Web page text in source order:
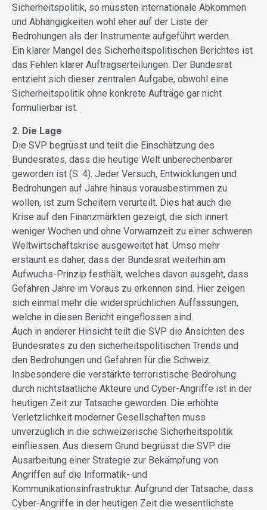
Sicherheitspolitik, so müssten internationale Abkommen
und Abhängigkeiten wohl eher auf der Liste der
Bedrohungen als der Instrumente aufgeführt werden.
Ein klarer Mangel des Sicherheitspolitischen Berichtes ist
das Fehlen klarer Auftragserteilungen. Der Bundesrat
entzieht sich dieser zentralen Aufgabe, obwohl eine
Sicherheitspolitik ohne konkrete Aufträge gar nicht
formulierbar ist.
2. Die Lage
Die SVP begrüsst und teilt die Einschätzung des
Bundesrates, dass die heutige Welt unberechenbarer
geworden ist (S. 4). Jeder Versuch, Entwicklungen und
Bedrohungen auf Jahre hinaus vorausbestimmen zu
wollen, ist zum Scheitern verurteilt. Dies hat auch die
Krise auf den Finanzmärkten gezeigt, die sich innert
weniger Wochen und ohne Vorwarnzeit zu einer schweren
Weltwirtschaftskrise ausgeweitet hat. Umso mehr
erstaunt es daher, dass der Bundesrat weiterhin am
Aufwuchs-Prinzip festhält, welches davon ausgeht, dass
Gefahren Jahre im Voraus zu erkennen sind. Hier zeigen
sich einmal mehr die widersprüchlichen Auffassungen,
welche in diesen Bericht eingeflossen sind.
Auch in anderer Hinsicht teilt die SVP die Ansichten des
Bundesrates zu den sicherheitspolitischen Trends und
den Bedrohungen und Gefahren für die Schweiz.
Insbesondere die verstärkte terroristische Bedrohung
durch nichtstaatliche Akteure und Cyber-Angriffe ist in der
heutigen Zeit zur Tatsache geworden. Die erhöhte
Verletzlichkeit moderner Gesellschaften muss
unverzüglich in die schweizerische Sicherheitspolitik
einfliessen. Aus diesem Grund begrüsst die SVP die
Ausarbeitung einer Strategie zur Bekämpfung von
Angriffen auf die Informatik- und
Kommunikationsinfrastruktur. Aufgrund der Tatsache, dass
Cyber-Angriffe in der heutigen Zeit die wesentlichste